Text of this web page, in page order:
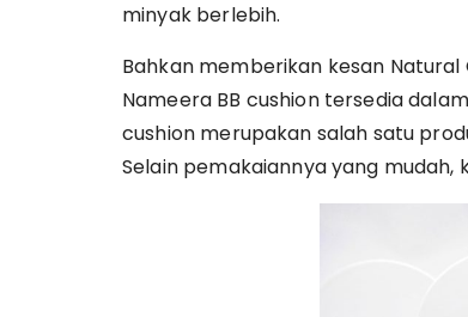
minyak berlebih.
Bahkan memberikan kesan
Nameera BB cushion tersedia
cushion merupakan salah satu
Selain pemakaiannya yang mudah,